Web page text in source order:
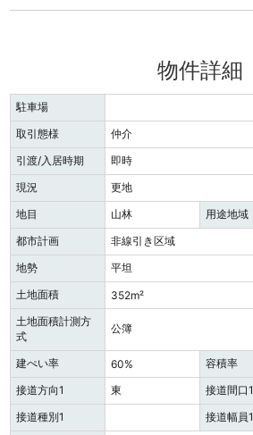
物件詳細
駐車場
取引態様
仲介
引渡/入居時期
即時
現況
更地
地目
山林 用途地域
都市計画
非線引き区域
地勢
平坦
土地面積
352m²
土地面積計測方
式
公簿
建ぺい率 60% 容積率
接道方向1
東
接道間口1
接道種別1
接道幅員1